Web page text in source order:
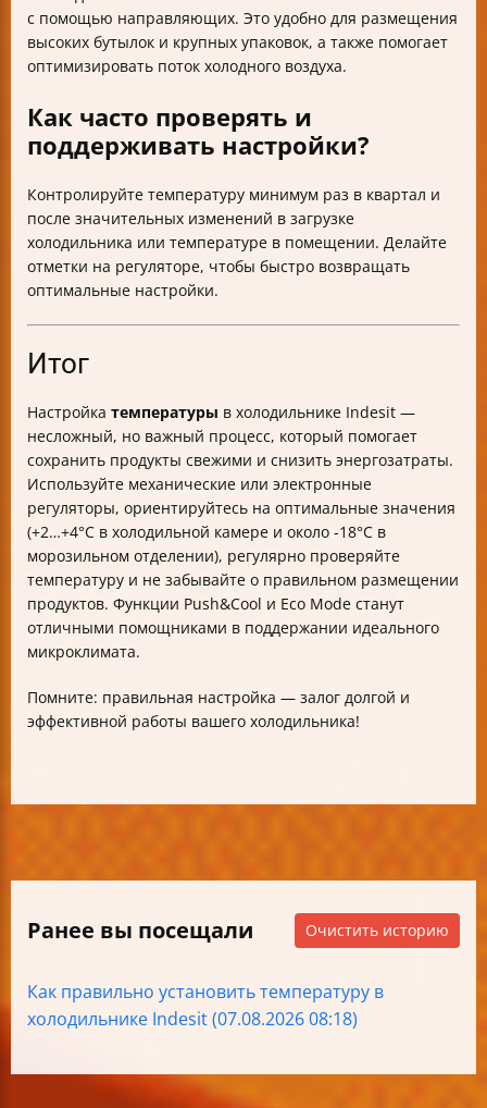
с помощью направляющих. Это удобно для размещения
высоких бутылок и крупных упаковок, а также помогает
оптимизировать поток холодного воздуха.
Как часто проверять и
поддерживать настройки?
Контролируйте температуру минимум раз в квартал и
после значительных изменений в загрузке
холодильника или температуре в помещении. Делайте
отметки на регуляторе, чтобы быстро возвращать
оптимальные настройки.
Итог
Настройка температуры в холодильнике Indesit —
несложный, но важный процесс, который помогает
сохранить продукты свежими и снизить энергозатраты.
Используйте механические или электронные
регуляторы, ориентируйтесь на оптимальные значения
(+2…+4°C в холодильной камере и около -18°C в
морозильном отделении), регулярно проверяйте
температуру и не забывайте о правильном размещении
продуктов. Функции Push&Cool и Eco Mode станут
отличными помощниками в поддержании идеального
микроклимата.
Помните: правильная настройка — залог долгой и
эффективной работы вашего холодильника!
Ранее вы посещали Очистить историю
Как правильно установить температуру в
холодильнике Indesit (07.08.2026 08:18)